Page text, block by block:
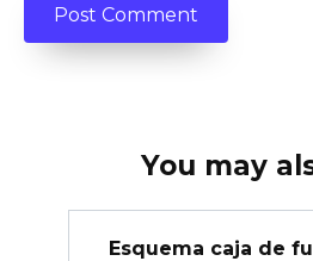
You may
Esquema caja de